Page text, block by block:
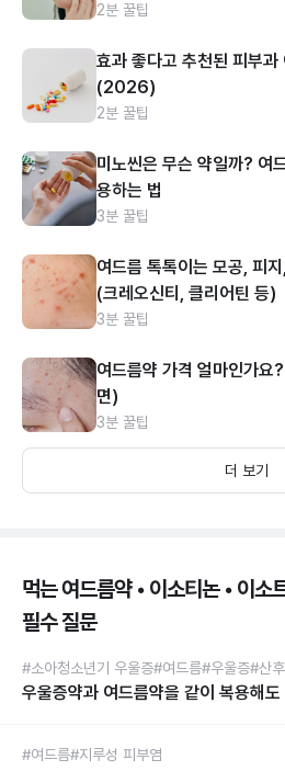
2분 꿀팁
효과 좋다고 추천된 피부
(2026)
2분 꿀팁
미노씬은 무슨 약일까? 여
용하는 법
3분 꿀팁
여드름 톡톡이는 모공, 피
(크레오신티, 클리어틴 등)
3분 꿀팁
여드름약 가격 얼마인가요
면)
3분 꿀팁
더 보기
먹는 여드름약 • 이소티논 • 이소
필수 질문
#소아청소년기 우울증#여드름#우울증#산
우울증약과 여드름약을 같이 복용해
#여드름#지루성 피부염